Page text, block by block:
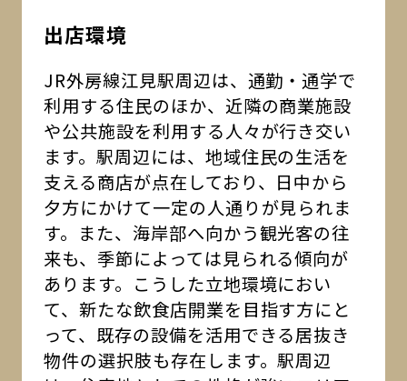
出店環境
JR外房線江見駅周辺は、通勤・通学で
利用する住民のほか、近隣の商業施設
や公共施設を利用する人々が行き交い
ます。駅周辺には、地域住民の生活を
支える商店が点在しており、日中から
夕方にかけて一定の人通りが見られま
す。また、海岸部へ向かう観光客の往
来も、季節によっては見られる傾向が
あります。こうした立地環境におい
て、新たな飲食店開業を目指す方にと
って、既存の設備を活用できる居抜き
物件の選択肢も存在します。駅周辺